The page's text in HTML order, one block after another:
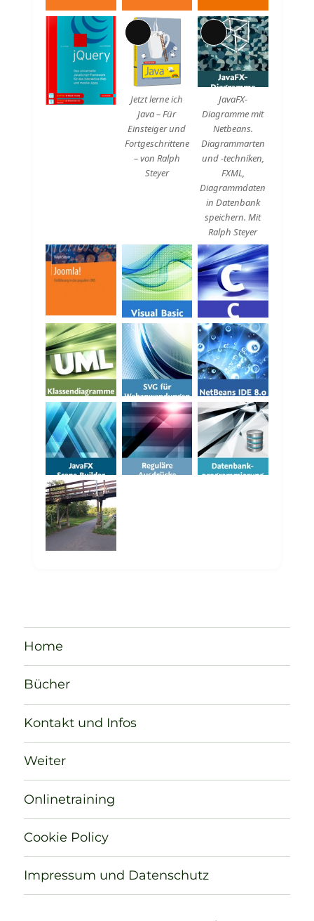
Lange
Beschreibung
Jetzt lerne ich
Java – Für
Einsteiger und
Fortgeschrittene
– von Ralph
Steyer
Lange
Beschreibung
JavaFX-
Diagramme mit
Netbeans.
Diagrammarten
und -techniken,
FXML,
Diagrammdaten
in Datenbank
speichern. Mit
Ralph Steyer
Home
Bücher
Kontakt und Infos
Weiter
Onlinetraining
Cookie Policy
Impressum und Datenschutz